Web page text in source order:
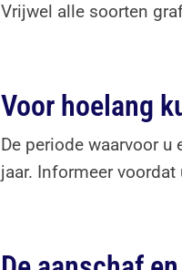
Vrijwel alle soorten
Voor hoelang
De periode waarvoor
jaar. Informeer